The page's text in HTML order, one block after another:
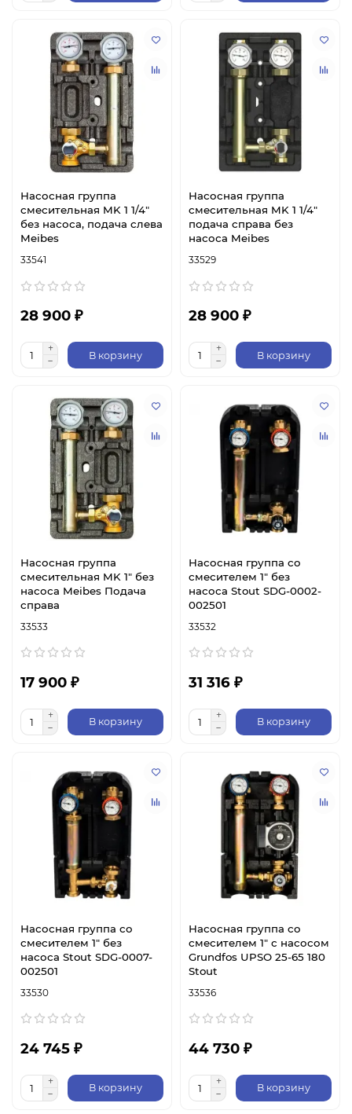
Насосная группа
смесительная MK 1 1/4"
без насоса, подача слева
Meibes
33541
28 900 ₽
В корзину
Насосная группа
смесительная MK 1 1/4"
подача справа без
насоса Meibes
33529
28 900 ₽
В корзину
Насосная группа
смесительная MK 1" без
насоса Meibes Подача
справа
33533
17 900 ₽
В корзину
Насосная группа со
смесителем 1" без
насоса Stout SDG-0002-
002501
33532
31 316 ₽
В корзину
Насосная группа со
смесителем 1" без
насоса Stout SDG-0007-
002501
33530
24 745 ₽
В корзину
Насосная группа со
смесителем 1" с насосом
Grundfos UPSO 25-65 180
Stout
33536
44 730 ₽
В корзину